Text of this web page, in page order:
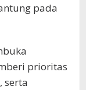
pada
prioritas
serta